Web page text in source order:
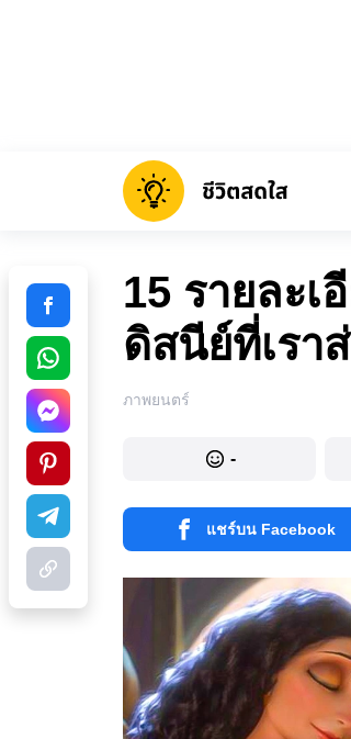
15 รายละเ
ดิสนีย์ที่เรา
ภาพยนตร์
-
แชร์บน Facebook